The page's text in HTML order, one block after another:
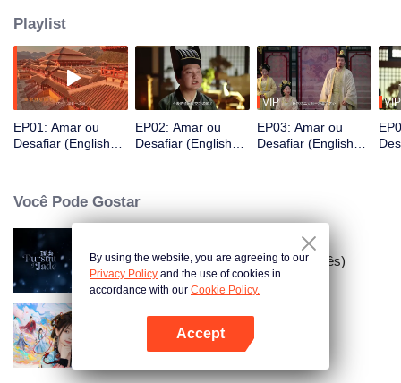
Abra o programa
príncipe. Divididos entre a missão inescapável e o amor inegável, eles
decidem lutar contra o destino apenas para ficarem juntos.
Playlist
EP01: Amar ou
Desafiar (English
EP02: Amar ou
Desafiar (English
VIP
EP03: Amar ou
Desafiar (English
VIP
Você Pode Gostar
Busca por Jade (Versão em Inglês)
Jogo de Amor na Fantasia
Oriental(English Ver.)
By using the website, you are agreeing to our
Privacy Policy and the use of cookies in
accordance with our Cookie Policy.
Accept